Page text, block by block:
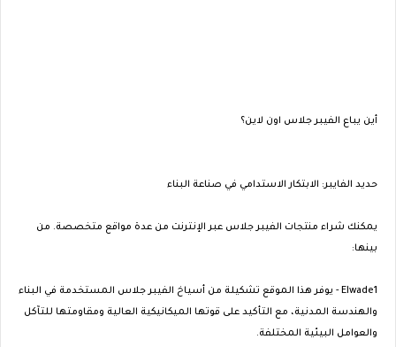
أين يباع الفيبر جلاس اون لاين؟
حديد الفايبر: الابتكار الاستدامي في صناعة البناء
يمكنك شراء منتجات الفيبر جلاس عبر الإنترنت من عدة مواقع متخصصة. من
بينها:
Elwade1 - يوفر هذا الموقع تشكيلة من أسياخ الفيبر جلاس المستخدمة في البناء
والهندسة المدنية، مع التأكيد على قوتها الميكانيكية العالية ومقاومتها للتآكل
والعوامل البيئية المختلفة.